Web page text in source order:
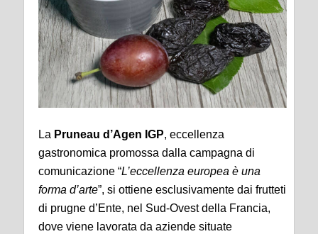
La Pruneau d’Agen IGP, eccellenza
gastronomica promossa dalla campagna di
comunicazione “L’eccellenza europea è una
forma d’arte”, si ottiene esclusivamente dai frutteti
di prugne d’Ente, nel Sud-Ovest della Francia,
dove viene lavorata da aziende situate